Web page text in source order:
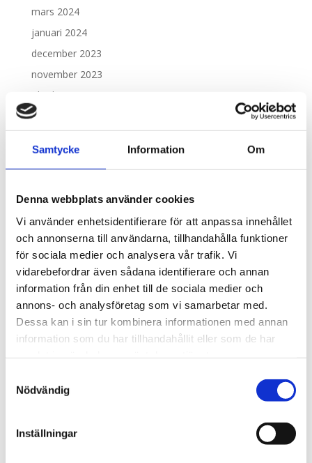
Samtycke Information Om
Denna webbplats använder cookies
Vi använder enhetsidentifierare för att anpassa innehållet
och annonserna till användarna, tillhandahålla funktioner
för sociala medier och analysera vår trafik. Vi
vidarebefordrar även sådana identifierare och annan
information från din enhet till de sociala medier och
annons- och analysföretag som vi samarbetar med.
Dessa kan i sin tur kombinera informationen med annan
information som du har tillhandahållit eller som de har
Nödvändig
Inställningar
mars 2024
januari 2024
december 2023
november 2023
oktober 2023
Kategorier
Ambassadör
Kemoterapi
Leva med stomi
Mitt professionella perspektiv
Stomivård
Vårdpersonal
Meta
Logga in
Flöde för inlägg
Flöde för kommentarer